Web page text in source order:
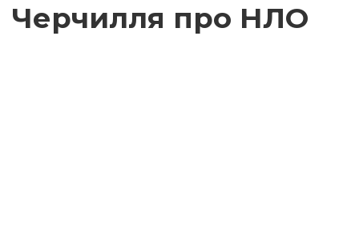
Черчилля про НЛО